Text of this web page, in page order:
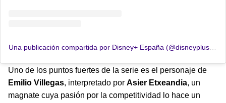
Una publicación compartida por Disney+ España (@disneypluses)
Uno de los puntos fuertes de la serie es el personaje de
Emilio Villegas, interpretado por Asier Etxeandia, un
magnate cuya pasión por la competitividad lo hace un